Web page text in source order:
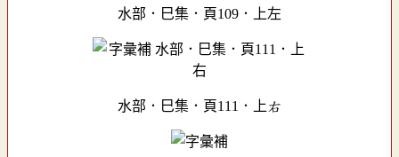
水部．巳集．頁109．上左
水部．巳集．頁111．上右